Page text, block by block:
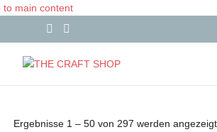
to main content
Ergebnisse 1 – 50 von 297 werden angezeigt